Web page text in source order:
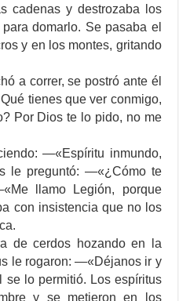
cadenas y destrozaba los
domarlo. Se pasaba el
y en los montes, gritando
a correr, se postró ante él
tienes que ver conmigo,
Por Dios te lo pido, no me
—«Espíritu inmundo,
le preguntó: —«¿Cómo te
llamo Legión, porque
con insistencia que no los
de cerdos hozando en la
le rogaron: —«Déjanos ir y
se lo permitió. Los espíritus
y se metieron en los